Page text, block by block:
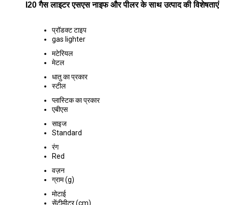
I20 गैस लाइटर एसएस नाइफ और पीलर के साथ उत्पाद की विशेषताएं
प्रॉडक्ट टाइप
gas lighter
मटेरियल
मेटल
धातु का प्रकार
स्टील
प्लास्टिक का प्रकार
एबीएस
साइज
Standard
रंग
Red
वज़न
ग्राम (g)
मोटाई
सेंटीमीटर (cm)